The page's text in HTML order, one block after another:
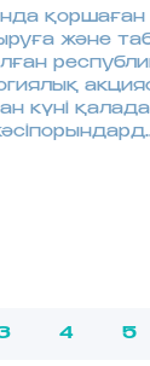
қоршаған
және
күні
4 5